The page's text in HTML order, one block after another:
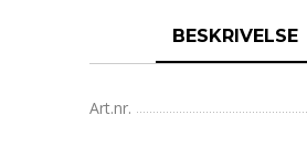
BESKRIVELSE
Art.nr.